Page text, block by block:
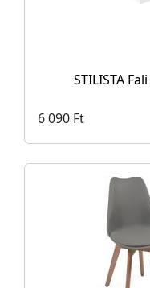
STILISTA
6 090 Ft